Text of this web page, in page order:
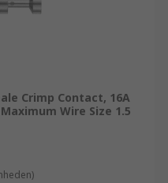
Crimp Contact, 16A
Wire Size 1.5